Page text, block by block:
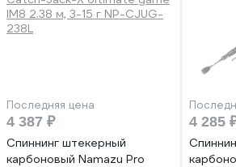
Последняя цена
4 387 ₽
Спиннинг штекерный
карбоновый Namazu Pro
4 285